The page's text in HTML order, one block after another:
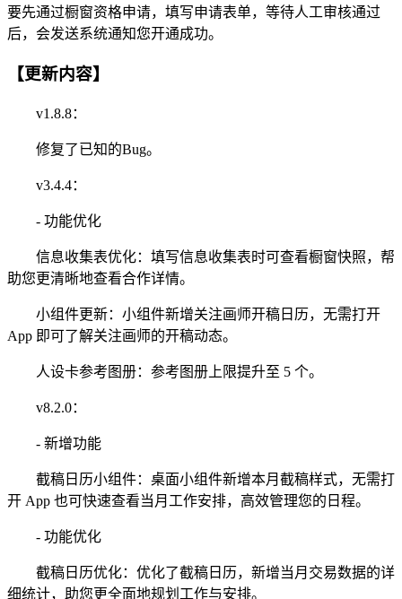
要先通过橱窗资格申请，填写申请表单，等待人工审核通过
后，会发送系统通知您开通成功。
【更新内容】
v1.8.8：
修复了已知的Bug。
v3.4.4：
- 功能优化
信息收集表优化：填写信息收集表时可查看橱窗快照，帮
助您更清晰地查看合作详情。
小组件更新：小组件新增关注画师开稿日历，无需打开
App 即可了解关注画师的开稿动态。
人设卡参考图册：参考图册上限提升至 5 个。
v8.2.0：
- 新增功能
截稿日历小组件：桌面小组件新增本月截稿样式，无需打
开 App 也可快速查看当月工作安排，高效管理您的日程。
- 功能优化
截稿日历优化：优化了截稿日历，新增当月交易数据的详
细统计，助您更全面地规划工作与安排。